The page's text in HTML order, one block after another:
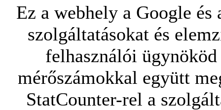
Ez a webhely a Google
szolgáltatásokat és
felhasználói
mérőszámokkal együtt
StatCounter-rel a